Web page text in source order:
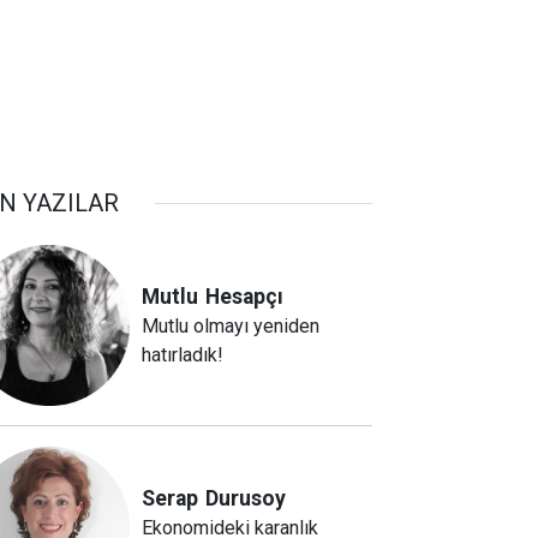
YAZILAR
Mutlu Hesapçı
Mutlu olmayı yeniden
hatırladık!
Serap Durusoy
Ekonomideki karanlık